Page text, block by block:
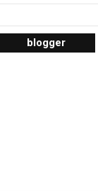
blogger